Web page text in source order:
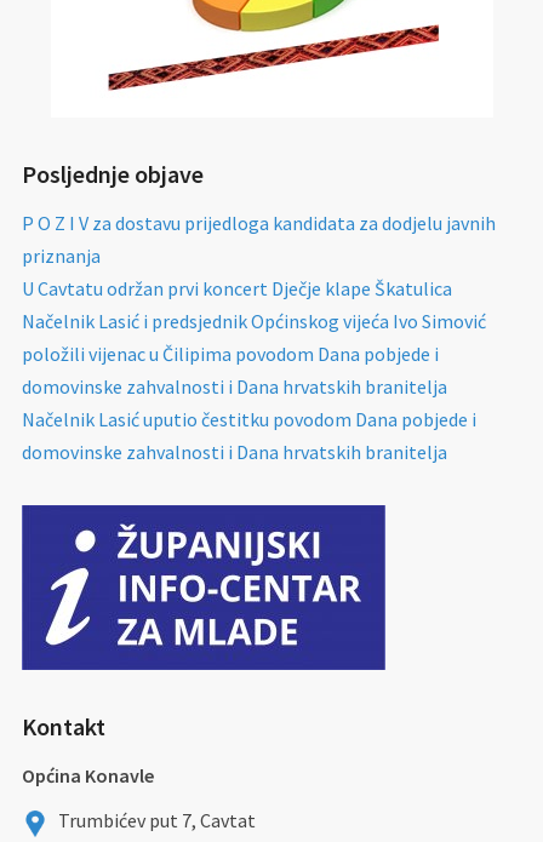
Posljednje objave
P O Z I V za dostavu prijedloga kandidata za dodjelu javnih
priznanja
U Cavtatu održan prvi koncert Dječje klape Škatulica
Načelnik Lasić i predsjednik Općinskog vijeća Ivo Simović
položili vijenac u Čilipima povodom Dana pobjede i
domovinske zahvalnosti i Dana hrvatskih branitelja
Načelnik Lasić uputio čestitku povodom Dana pobjede i
domovinske zahvalnosti i Dana hrvatskih branitelja
Kontakt
Općina Konavle
Trumbićev put 7, Cavtat